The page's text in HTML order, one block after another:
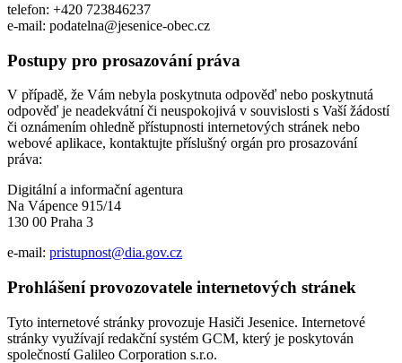
telefon: +420 723846237
e-mail: podatelna@jesenice-obec.cz
Postupy pro prosazování práva
V případě, že Vám nebyla poskytnuta odpověď nebo poskytnutá
odpověď je neadekvátní či neuspokojivá v souvislosti s Vaší žádostí
či oznámením ohledně přístupnosti internetových stránek nebo
webové aplikace, kontaktujte příslušný orgán pro prosazování
práva:
Digitální a informační agentura
Na Vápence 915/14
130 00 Praha 3
e-mail: pristupnost@dia.gov.cz
Prohlášení provozovatele internetových stránek
Tyto internetové stránky provozuje Hasiči Jesenice. Internetové
stránky využívají redakční systém GCM, který je poskytován
společností Galileo Corporation s.r.o.